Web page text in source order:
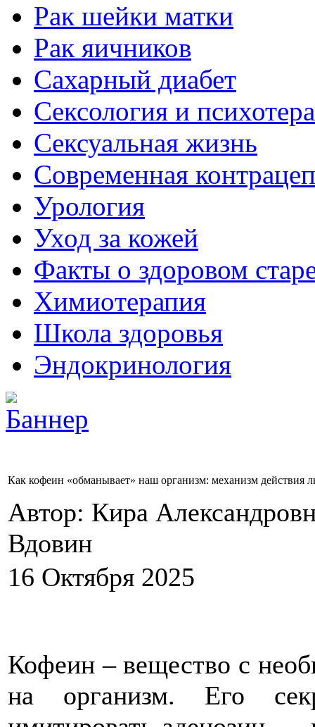
Рак шейки матки
Рак яичников
Сахарный диабет
Сексология и
Сексуальная жизнь
Современная
Урология
Уход за кожей
Факты о здоровом
Химиoтерапия
Школа здоровья
Эндокринология
Как кофеин «обманывает» наш организм: механизм действия
Автор: Кира
Вдовин
16 Октября 2025
Кофеин – вещество с
на организм. Его